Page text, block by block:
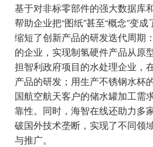
基于对非标零部件的强大数据库
帮助企业把“图纸”甚至“概念”变
缩短了创新产品的研发迭代周期
的企业，实现制氢硬件产品从原
担智利政府项目的水处理企业，
产品的研发；用生产不锈钢水杯
国航空航天客户的储水罐加工需
靠性。同时，海智在线还助力多
破国外技术垄断，实现了不同领
与推广。